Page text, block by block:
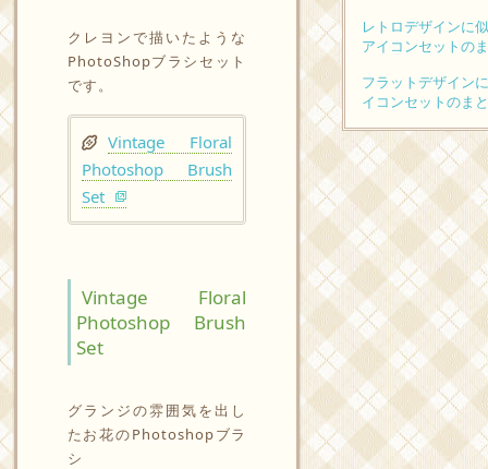
クレヨンで描いたような
PhotoShopブラシセット
です。
Vintage Floral
Photoshop Brush
Set
Vintage Floral
Photoshop Brush
Set
グランジの雰囲気を出し
たお花のPhotoshopブラ
シ
レトロデザインに
アイコンセットの
フラットデザイン
イコンセットのま